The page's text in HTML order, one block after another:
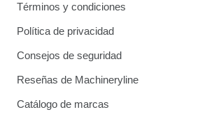
Términos y condiciones
Política de privacidad
Consejos de seguridad
Reseñas de Machineryline
Catálogo de marcas